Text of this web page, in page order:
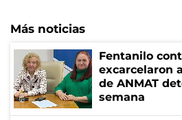
Más noticias
Fentanilo
excarcelaron
de ANMAT
semana